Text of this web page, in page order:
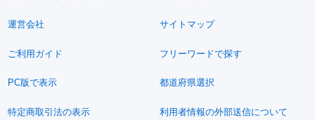
運営会社 サイトマップ
ご利用ガイド フリーワードで探す
PC版で表示 都道府県選択
特定商取引法の表示 利用者情報の外部送信について